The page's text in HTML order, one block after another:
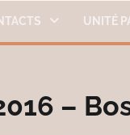
UNITÉ
–